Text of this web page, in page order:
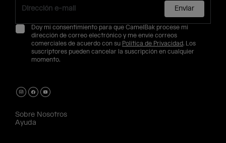
Enviar
Doy mi consentimiento para que CamelBak procese mi
dirección de correo electrónico y me envíe correos
comerciales de acuerdo con su Política de Privacidad. Los
suscriptores pueden cancelar la suscripción en cualquier
momento.
Sobre Nosotros
Ayuda